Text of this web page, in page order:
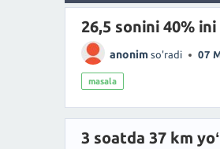
26,5 sonini 40%
anonim so'radi 07
masala
3 soatda 37 km